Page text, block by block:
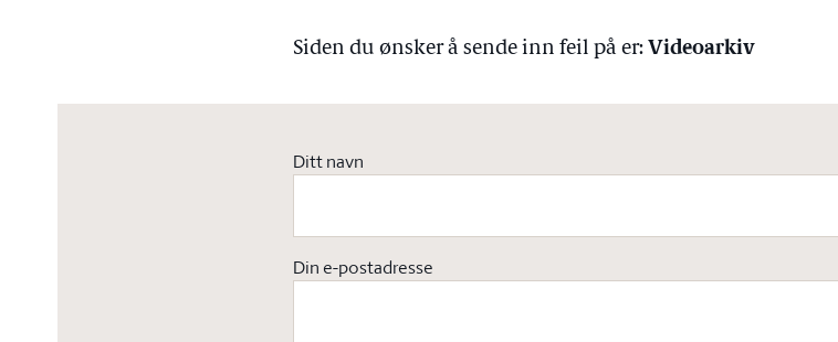
Siden du ønsker å sende inn feil på er: Videoarkiv
Ditt navn
Din e-postadresse